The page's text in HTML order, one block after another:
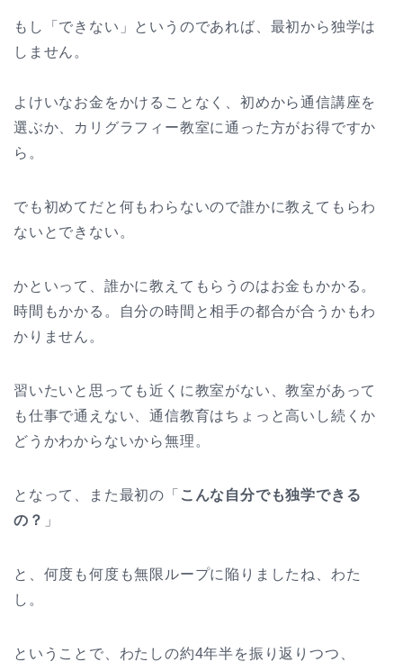
もし「できない」というのであれば、最初から独学は
しません。
よけいなお金をかけることなく、初めから通信講座を
選ぶか、カリグラフィー教室に通った方がお得ですか
ら。
でも初めてだと何もわらないので誰かに教えてもらわ
ないとできない。
かといって、誰かに教えてもらうのはお金もかかる。
時間もかかる。自分の時間と相手の都合が合うかもわ
かりません。
習いたいと思っても近くに教室がない、教室があって
も仕事で通えない、通信教育はちょっと高いし続くか
どうかわからないから無理。
となって、また最初の「 こんな自分でも独学できる
の？ 」
と、何度も何度も無限ループに陥りましたね、わた
し。
ということで、わたしの約4年半を振り返りつつ、